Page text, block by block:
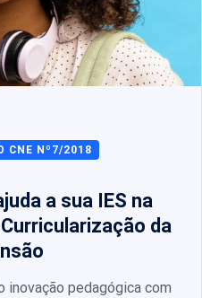
CNE Nº7/2018
a sua IES na
da
inovação pedagógica com